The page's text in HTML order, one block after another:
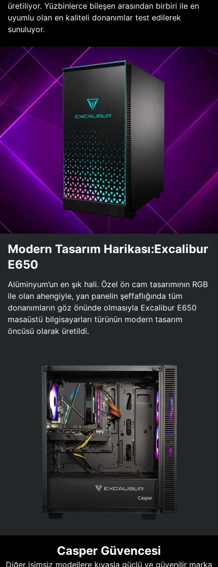
üretiliyor. Yüzbinlerce bileşen arasından birbiri ile en
uyumlu olan en kaliteli donanımlar test edilerek
sunuluyor.
Modern Tasarım Harikası:Excalibur
E650
Alüminyum’un en şık hali. Özel ön cam tasarımının RGB
ile olan ahengiyle, yan panelin şeffaflığında tüm
donanımların göz önünde olmasıyla Excalibur E650
masaüstü bilgisayarları türünün modern tasarım
öncüsü olarak üretildi.
Casper Güvencesi
Diğer isimsiz modellere kıyasla güçlü ve güvenilir marka